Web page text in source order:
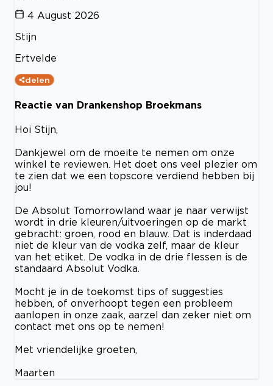
4 August 2026
Stijn
Ertvelde
delen
Reactie van Drankenshop Broekmans
Hoi Stijn,
Dankjewel om de moeite te nemen om onze
winkel te reviewen. Het doet ons veel plezier om
te zien dat we een topscore verdiend hebben bij
jou!
De Absolut Tomorrowland waar je naar verwijst
wordt in drie kleuren/uitvoeringen op de markt
gebracht: groen, rood en blauw. Dat is inderdaad
niet de kleur van de vodka zelf, maar de kleur
van het etiket. De vodka in de drie flessen is de
standaard Absolut Vodka.
Mocht je in de toekomst tips of suggesties
hebben, of onverhoopt tegen een probleem
aanlopen in onze zaak, aarzel dan zeker niet om
contact met ons op te nemen!
Met vriendelijke groeten,
Maarten